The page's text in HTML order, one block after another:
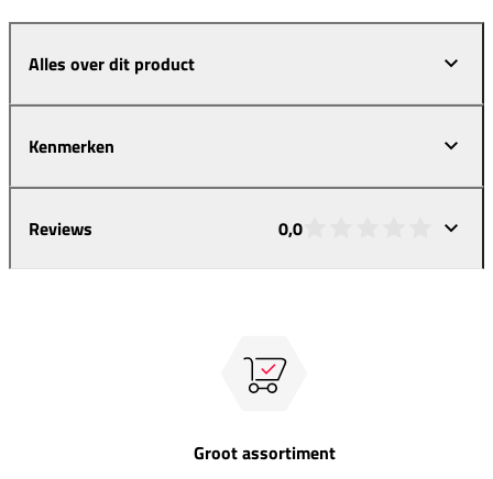
Alles over dit product
Kenmerken
Reviews 0,0
Groot assortiment